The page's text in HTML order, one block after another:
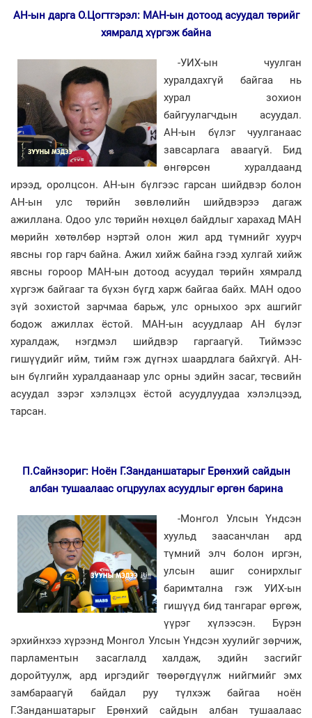
АН-ын дарга О.Цогтгэрэл: МАН-ын дотоод асуудал төрийг
хямралд хүргэж байна
-УИХ-ын чуулган
хуралдахгүй байгаа нь
хурал зохион
байгуулагчдын асуудал.
АН-ын бүлэг чуулганаас
завсарлага аваагүй. Бид
өнгөрсөн хуралдаанд
ирээд, оролцсон. АН-ын бүлгээс гарсан шийдвэр болон
АН-ын улс төрийн зөвлөлийн шийдвэрээ дагаж
ажиллана. Одоо улс төрийн нөхцөл байдлыг харахад МАН
мөрийн хөтөлбөр нэртэй олон жил ард түмнийг хуурч
явсны гор гарч байна. Ажил хийж байна гээд хулгай хийж
явсны гороор МАН-ын дотоод асуудал төрийн хямралд
хүргэж байгааг та бүхэн бүгд харж байгаа байх. МАН одоо
зүй зохистой зарчмаа барьж, улс орныхоо эрх ашгийг
бодож ажиллах ёстой. МАН-ын асуудлаар АН бүлэг
хуралдаж, нэгдмэл шийдвэр гаргаагүй. Тиймээс
гишүүдийг ийм, тийм гэж дүгнэх шаардлага байхгүй. АН-
ын бүлгийн хуралдаанаар улс орны эдийн засаг, төсвийн
асуудал зэрэг хэлэлцэх ёстой асуудлуудаа хэлэлцээд,
тарсан.
П.Сайнзориг: Ноён Г.Занданшатарыг Ерөнхий сайдын
албан тушаалаас огцруулах асуудлыг өргөн барина
-Монгол Улсын Үндсэн
хуульд заасанчлан ард
түмний элч болон иргэн,
улсын ашиг сонирхлыг
баримтална гэж УИХ-ын
гишүүд бид тангараг өргөж,
үүрэг хүлээсэн. Бүрэн
эрхийнхээ хүрээнд Монгол Улсын Үндсэн хуулийг зөрчиж,
парламентын засаглалд халдаж, эдийн засгийг
доройтуулж, ард иргэдийг төөрөгдүүлж нийгмийг эмх
замбараагүй байдал руу түлхэж байгаа ноён
Г.Занданшатарыг Ерөнхий сайдын албан тушаалаас